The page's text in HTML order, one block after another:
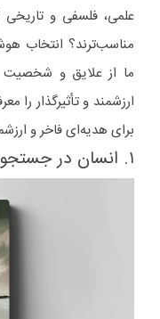
علمی، فلسفی و تاریخی
مناسب‌ترند؟ انتخاب
ارزشمند و تأثیرگذار را
برای هدیه‌ای فاخر و
۱. انسان در جستجوی معنا – ویکتور فرانکل